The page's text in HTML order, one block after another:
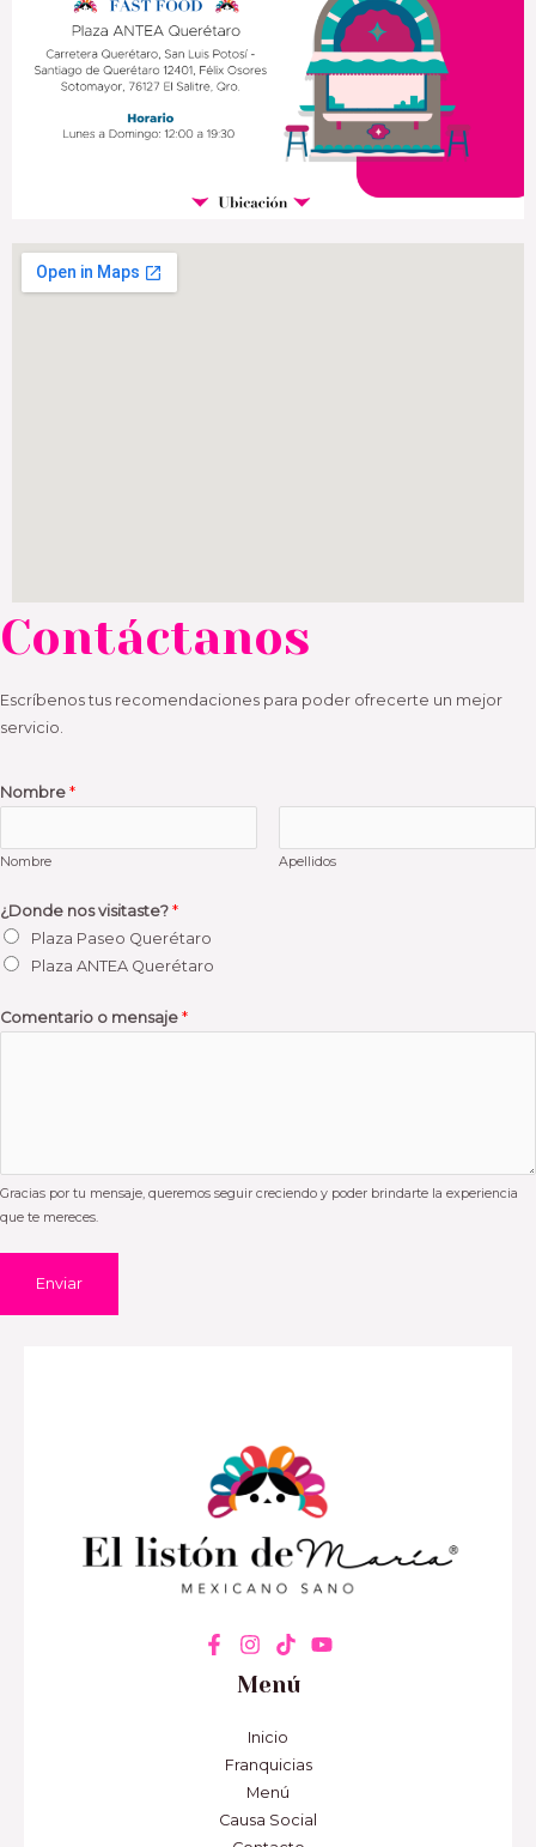
Contáctanos
Escríbenos tus recomendaciones para poder ofrecerte un mejor
servicio.
Nombre *
Nombre Apellidos
¿Donde nos visitaste? *
Plaza Paseo Querétaro
Plaza ANTEA Querétaro
Comentario o mensaje *
Gracias por tu mensaje, queremos seguir creciendo y poder brindarte la experiencia
que te mereces.
Enviar
Menú
Inicio
Franquicias
Menú
Causa Social